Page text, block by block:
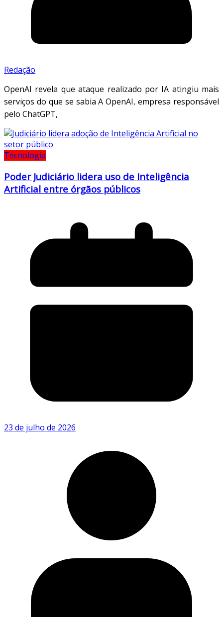
Redação
OpenAI revela que ataque realizado por IA atingiu mais
serviços do que se sabia A OpenAI, empresa responsável
pelo ChatGPT,
Tecnologia
Poder Judiciário lidera uso de Inteligência
Artificial entre órgãos públicos
23 de julho de 2026